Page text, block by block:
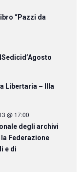
“Pazzi da
Libertaria – IIIa
@ 17:00
degli archivi
Federazione
e di